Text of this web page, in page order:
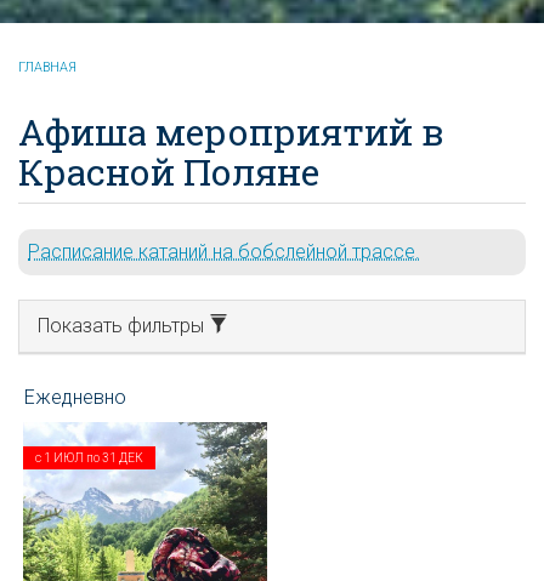
ГЛАВНАЯ
Афиша мероприятий в
Красной Поляне
Расписание катаний на бобслейной трассе.
Показать фильтры
с 1 ИЮЛ по31 ДЕК